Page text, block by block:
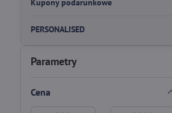
Parametry
Cena
Kupony podarunkowe
PERSONALISED